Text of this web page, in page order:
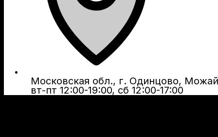
Московская обл., г. Одинцово,
вт-пт 12:00-19:00, сб 12:00-17:00